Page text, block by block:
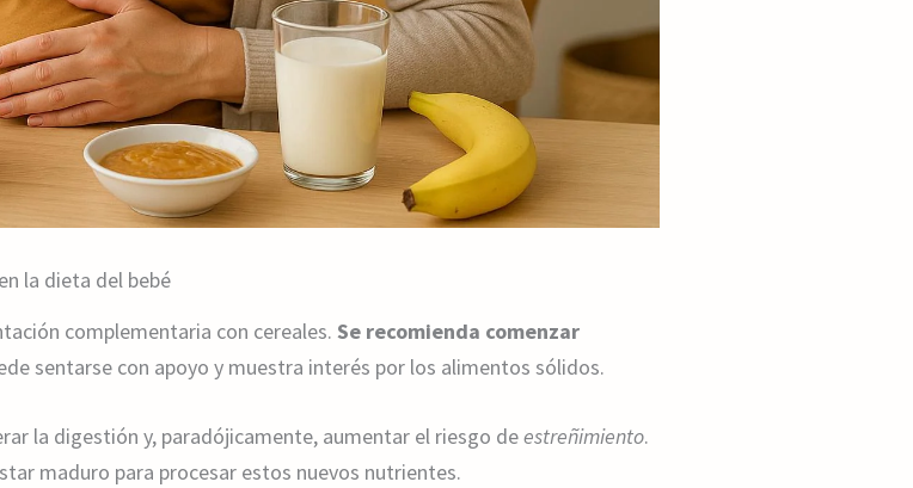
la dieta del bebé
complementaria con cereales. Se recomienda comenzar
sentarse con apoyo y muestra interés por los alimentos sólidos.
la digestión y, paradójicamente, aumentar el riesgo deestreñimiento.
maduro para procesar estos nuevos nutrientes.